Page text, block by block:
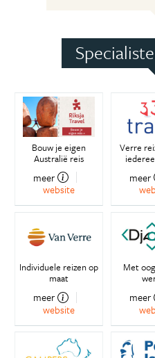
Bouw je eigen
Australië reis
meer
website
Verre
meer
Individuele reizen op
maat
meer
website
Met
meer